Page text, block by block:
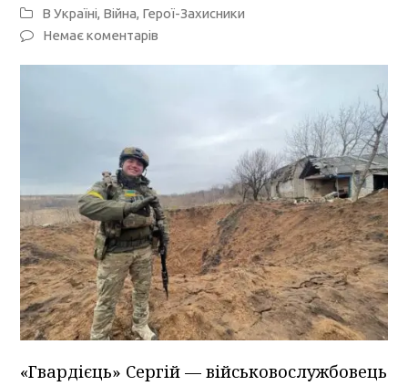
В Україні, Війна, Герої-Захисники
Немає коментарів
«Гвардієць» Сергій — військовослужбовець